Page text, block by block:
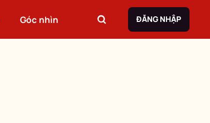
Góc nhìn ĐĂNG NHẬP